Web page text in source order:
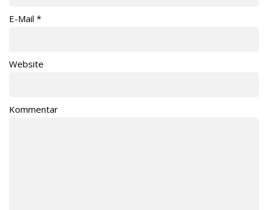
E-Mail *
Website
Kommentar